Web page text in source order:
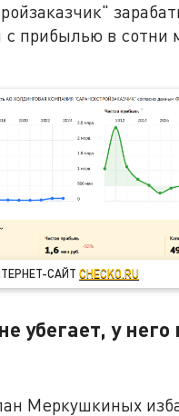
прибылью в сотни
САЙТCHECKO.RU
убегает, у него
Меркушкиных